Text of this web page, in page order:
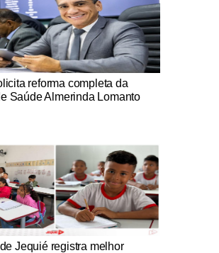
reforma completa da
Saúde Almerinda Lomanto
Jequié registra melhor